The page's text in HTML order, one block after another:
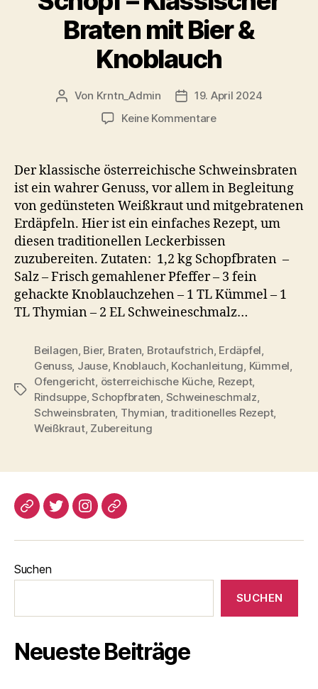
Braten mit Bier &
Knoblauch
Beitragsautor
Von Krntn_Admin Veröffentlichungsdatum
19. April 2024
Keine Kommentarezu
Schopf
Klassischer
Braten
mit
Bier
&
Knoblauch
Der klassische österreichische Schweinsbraten
ist ein wahrer Genuss, vor allem in Begleitung
von gedünsteten Weißkraut und mitgebratenen
Erdäpfeln. Hier ist ein einfaches Rezept, um
diesen traditionellen Leckerbissen
zuzubereiten. Zutaten: 1,2 kg Schopfbraten –
Salz – Frisch gemahlener Pfeffer – 3 fein
gehackte Knoblauchzehen – 1 TL Kümmel – 1
TL Thymian – 2 EL Schweineschmalz…
Schlagwörter
Beilagen, Bier, Braten, Brotaufstrich, Erdäpfel,
Genuss, Jause, Knoblauch, Kochanleitung, Kümmel,
Ofengericht, österreichische Küche, Rezept,
Rindsuppe,Schopfbraten, Schweineschmalz,
Schweinsbraten, Thymian, traditionelles Rezept,
Weißkraut, Zubereitung
blogspotTwitterInstagramPinterest
Suchen
SUCHEN
Neueste Beiträge